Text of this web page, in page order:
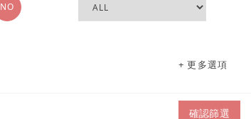
NO
+ 更多選項
確認篩選